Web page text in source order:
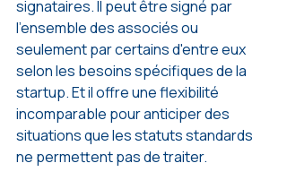
signataires. Il peut être signé par
l'ensemble des associés ou
seulement par certains d'entre eux
selon les besoins spécifiques de la
startup. Et il offre une flexibilité
incomparable pour anticiper des
situations que les statuts standards
ne permettent pas de traiter.